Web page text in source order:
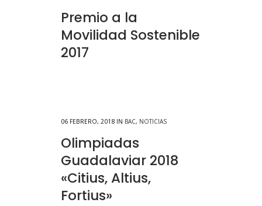
Premio a la
Movilidad Sostenible
2017
06 FEBRERO, 2018 IN BAC, NOTICIAS
Olimpiadas
Guadalaviar 2018
«Citius, Altius,
Fortius»